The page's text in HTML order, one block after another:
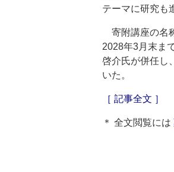
テーマに研究も
寄附講座の名
2028年3月末ま
啓介氏が併任し
いた。
［ 記事全文 ］
＊ 全文閲覧には